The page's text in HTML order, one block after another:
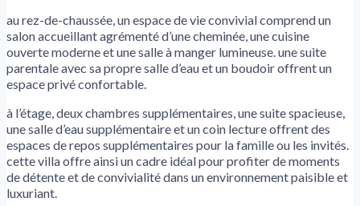
au rez-de-chaussée, un espace de vie convivial comprend un
salon accueillant agrémenté d’une cheminée, une cuisine
ouverte moderne et une salle à manger lumineuse. une suite
parentale avec sa propre salle d’eau et un boudoir offrent un
espace privé confortable.
à l’étage, deux chambres supplémentaires, une suite spacieuse,
une salle d’eau supplémentaire et un coin lecture offrent des
espaces de repos supplémentaires pour la famille ou les invités.
cette villa offre ainsi un cadre idéal pour profiter de moments
de détente et de convivialité dans un environnement paisible et
luxuriant.